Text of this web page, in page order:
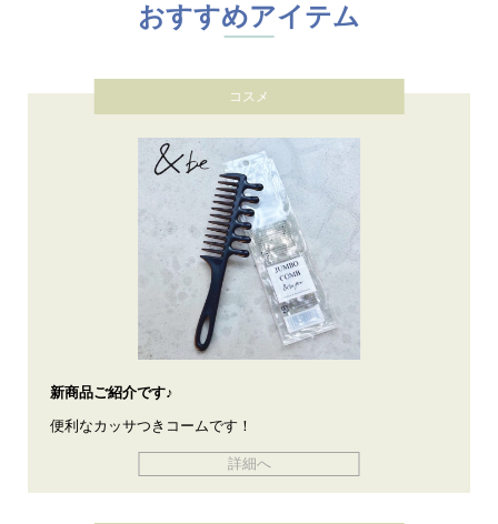
おすすめアイテム
コスメ
新商品ご紹介です♪
便利なカッサつきコームです！
詳細へ